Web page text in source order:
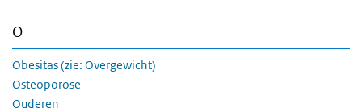
O
Obesitas (zie: Overgewicht)
Osteoporose
Ouderen